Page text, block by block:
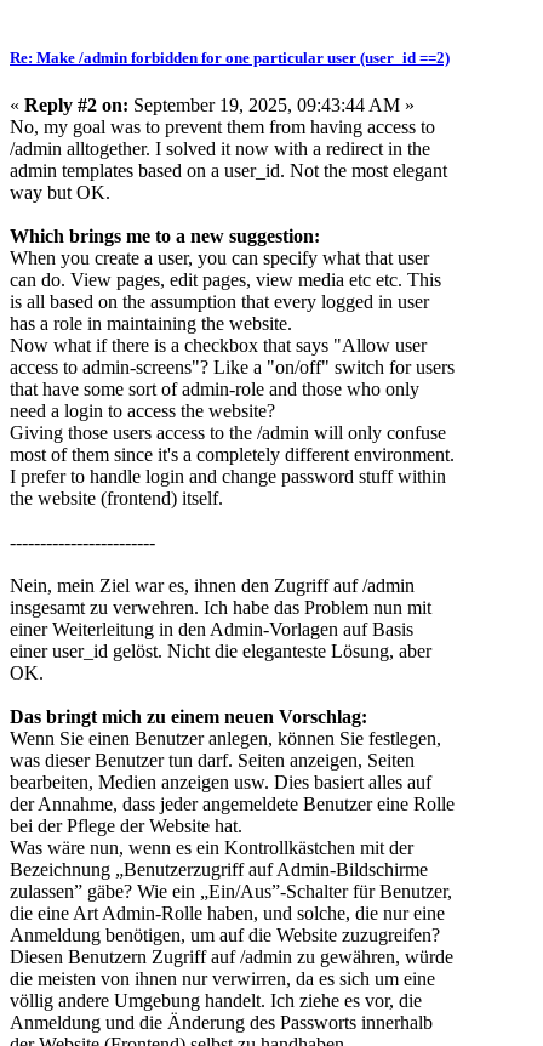
Re: Make /admin forbidden for one particular user (user_id ==2)
« Reply #2 on: September 19, 2025, 09:43:44 AM »
No, my goal was to prevent them from having access to
/admin alltogether. I solved it now with a redirect in the
admin templates based on a user_id. Not the most elegant
way but OK.
Which brings me to a new suggestion:
When you create a user, you can specify what that user
can do. View pages, edit pages, view media etc etc. This
is all based on the assumption that every logged in user
has a role in maintaining the website.
Now what if there is a checkbox that says "Allow user
access to admin-screens"? Like a "on/off" switch for users
that have some sort of admin-role and those who only
need a login to access the website?
Giving those users access to the /admin will only confuse
most of them since it's a completely different environment.
I prefer to handle login and change password stuff within
the website (frontend) itself.
------------------------
Nein, mein Ziel war es, ihnen den Zugriff auf /admin
insgesamt zu verwehren. Ich habe das Problem nun mit
einer Weiterleitung in den Admin-Vorlagen auf Basis
einer user_id gelöst. Nicht die eleganteste Lösung, aber
OK.
Das bringt mich zu einem neuen Vorschlag:
Wenn Sie einen Benutzer anlegen, können Sie festlegen,
was dieser Benutzer tun darf. Seiten anzeigen, Seiten
bearbeiten, Medien anzeigen usw. Dies basiert alles auf
der Annahme, dass jeder angemeldete Benutzer eine Rolle
bei der Pflege der Website hat.
Was wäre nun, wenn es ein Kontrollkästchen mit der
Bezeichnung „Benutzerzugriff auf Admin-Bildschirme
zulassen” gäbe? Wie ein „Ein/Aus”-Schalter für Benutzer,
die eine Art Admin-Rolle haben, und solche, die nur eine
Anmeldung benötigen, um auf die Website zuzugreifen?
Diesen Benutzern Zugriff auf /admin zu gewähren, würde
die meisten von ihnen nur verwirren, da es sich um eine
völlig andere Umgebung handelt. Ich ziehe es vor, die
Anmeldung und die Änderung des Passworts innerhalb